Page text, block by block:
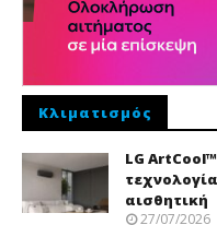
Κλιματισμός
LG
αισθητική
27/07/2026